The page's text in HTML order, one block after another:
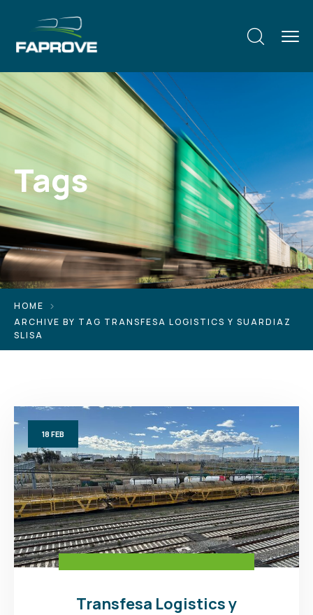
Tags
HOME
ARCHIVE BY TAG TRANSFESA LOGISTICS Y SUARDIAZ
SLISA
18 FEB
Transfesa Logistics y